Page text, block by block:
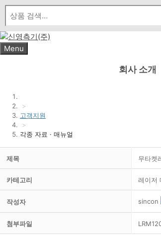
Skip
content
Menu
회사 소개
>
고객지원
>
각종 자료 · 매뉴얼
제목 무타
카테고리 레이저
작성자 sincon
첨부파일